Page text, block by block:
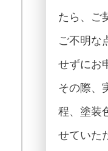
たら、ご
ご不明な
せずにお
その際、
程、塗装
せていた